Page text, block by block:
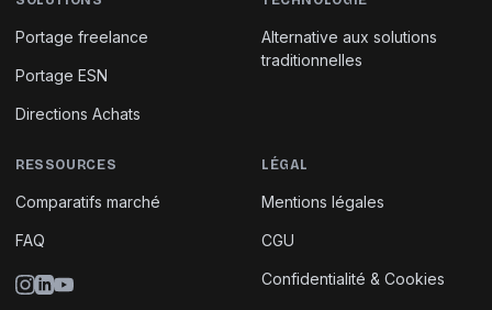
Portage freelance
Portage ESN
Directions Achats
Alternative aux solutions
traditionnelles
RESSOURCES
Comparatifs marché
FAQ
LÉGAL
Mentions légales
CGU
Confidentialité & Cookies